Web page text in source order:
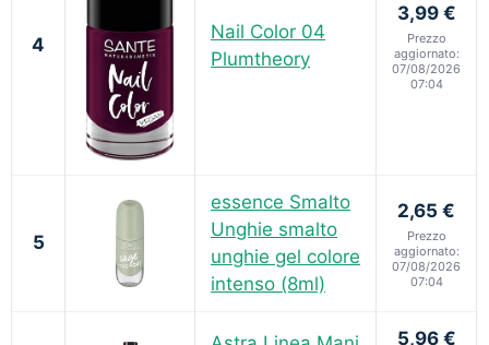
4
Nail Color 04
Plumtheory
3,99 €
Prezzo
aggiornato:
07/08/2026
07:04
5
essence Smalto
Unghie smalto
unghie gel colore
intenso (8ml)
2,65 €
Prezzo
aggiornato:
07/08/2026
07:04
5,96 €